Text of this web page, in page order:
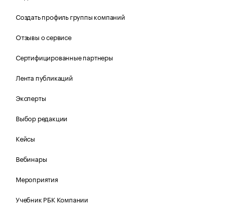
Создать профиль группы компаний
Отзывы о сервисе
Сертифицированные партнеры
Лента публикаций
Эксперты
Выбор редакции
Кейсы
Вебинары
Мероприятия
Учебник РБК Компании